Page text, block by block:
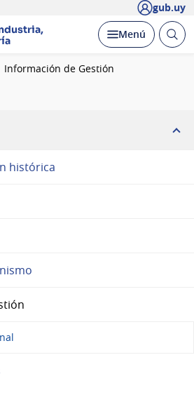
gub.uy
Desplegar
Menú Abrir
Información de Gestión
histórica